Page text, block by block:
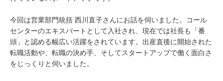
今回は営業部門統括 西川直子さんにお話を伺いました。コール
センターのエキスパートとして入社され、現在では社長も「番
頭」と認める幅広い活躍をされています。出産直後に開始された
転職活動や、転職の決め手、そしてスタートアップで働く面白さ
をじっくりと伺いました。